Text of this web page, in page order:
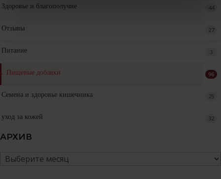
Здоровье и благополучие 44
Отзывы 27
Питание 3
Пищевые добавки 96
Семена и здоровье кишечника 25
уход за кожей 32
АРХИВ
Архив